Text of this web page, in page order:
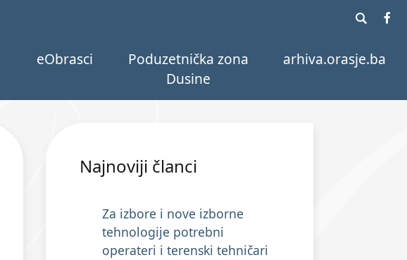
eObrasci
Poduzetnička zona
Dusine
arhiva.orasje.ba
Najnoviji članci
Za izbore i nove izborne
tehnologije potrebni
operateri i terenski tehničari